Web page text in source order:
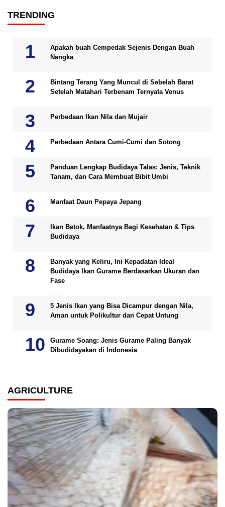
TRENDING
Apakah buah Cempedak Sejenis Dengan Buah
Nangka
Bintang Terang Yang Muncul di Sebelah Barat
Setelah Matahari Terbenam Ternyata Venus
Perbedaan Ikan Nila dan Mujair
Perbedaan Antara Cumi‑Cumi dan Sotong
Panduan Lengkap Budidaya Talas: Jenis, Teknik
Tanam, dan Cara Membuat Bibit Umbi
Manfaat Daun Pepaya Jepang
Ikan Betok, Manfaatnya Bagi Kesehatan & Tips
Budidaya
Banyak yang Keliru, Ini Kepadatan Ideal
Budidaya Ikan Gurame Berdasarkan Ukuran dan
Fase
5 Jenis Ikan yang Bisa Dicampur dengan Nila,
Aman untuk Polikultur dan Cepat Untung
Gurame Soang: Jenis Gurame Paling Banyak
Dibudidayakan di Indonesia
AGRICULTURE